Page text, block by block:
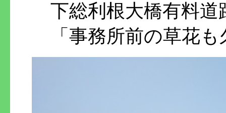
下総利根大橋有料道
「事務所前の草花も